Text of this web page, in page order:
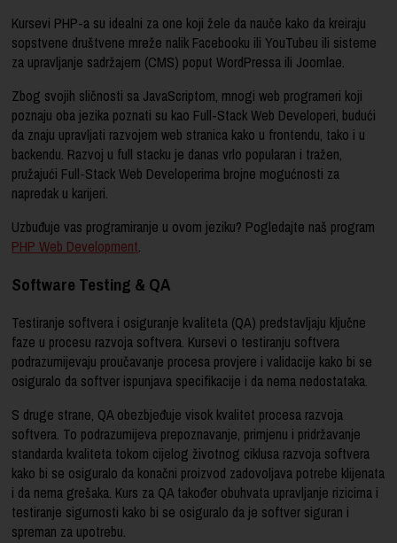
Kursevi PHP-a su idealni za one koji žele da nauče kako da kreiraju
sopstvene društvene mreže nalik Facebooku ili YouTubeu ili sisteme
za upravljanje sadržajem (CMS) poput WordPressa ili Joomlae.
Zbog svojih sličnosti sa JavaScriptom, mnogi web programeri koji
poznaju oba jezika poznati su kao Full-Stack Web Developeri, budući
da znaju upravljati razvojem web stranica kako u frontendu, tako i u
backendu. Razvoj u full stacku je danas vrlo popularan i tražen,
pružajući Full-Stack Web Developerima brojne mogućnosti za
napredak u karijeri.
Uzbuđuje vas programiranje u ovom jeziku? Pogledajte naš program
PHP Web Development.
Software Testing & QA
Testiranje softvera i osiguranje kvaliteta (QA) predstavljaju ključne
faze u procesu razvoja softvera. Kursevi o testiranju softvera
podrazumijevaju proučavanje procesa provjere i validacije kako bi se
osiguralo da softver ispunjava specifikacije i da nema nedostataka.
S druge strane, QA obezbjeđuje visok kvalitet procesa razvoja
softvera. To podrazumijeva prepoznavanje, primjenu i pridržavanje
standarda kvaliteta tokom cijelog životnog ciklusa razvoja softvera
kako bi se osiguralo da konačni proizvod zadovoljava potrebe klijenata
i da nema grešaka. Kurs za QA također obuhvata upravljanje rizicima i
testiranje sigurnosti kako bi se osiguralo da je softver siguran i
spreman za upotrebu.